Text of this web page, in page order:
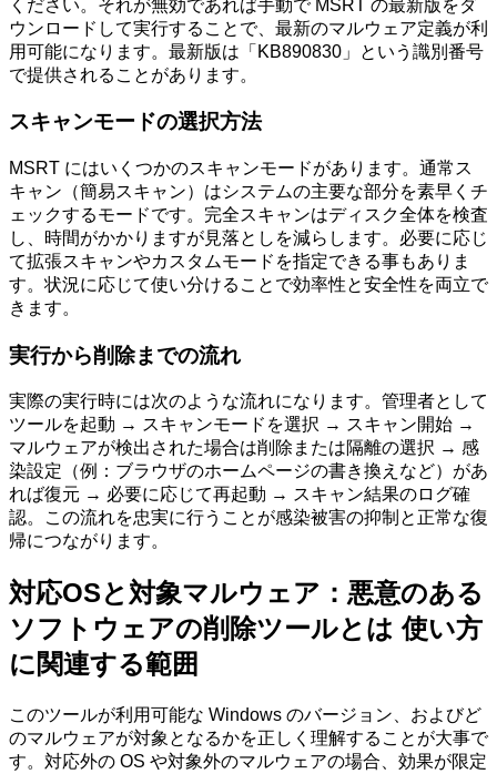
ください。それが無効であれば手動で MSRT の最新版をダ
ウンロードして実行することで、最新のマルウェア定義が利
用可能になります。最新版は「KB890830」という識別番号
で提供されることがあります。
スキャンモードの選択方法
MSRT にはいくつかのスキャンモードがあります。通常ス
キャン（簡易スキャン）はシステムの主要な部分を素早くチ
ェックするモードです。完全スキャンはディスク全体を検査
し、時間がかかりますが見落としを減らします。必要に応じ
て拡張スキャンやカスタムモードを指定できる事もありま
す。状況に応じて使い分けることで効率性と安全性を両立で
きます。
実行から削除までの流れ
実際の実行時には次のような流れになります。管理者として
ツールを起動 → スキャンモードを選択 → スキャン開始 →
マルウェアが検出された場合は削除または隔離の選択 → 感
染設定（例：ブラウザのホームページの書き換えなど）があ
れば復元 → 必要に応じて再起動 → スキャン結果のログ確
認。この流れを忠実に行うことが感染被害の抑制と正常な復
帰につながります。
対応OSと対象マルウェア：悪意のある
ソフトウェアの削除ツールとは 使い方
に関連する範囲
このツールが利用可能な Windows のバージョン、およびど
のマルウェアが対象となるかを正しく理解することが大事で
す。対応外の OS や対象外のマルウェアの場合、効果が限定